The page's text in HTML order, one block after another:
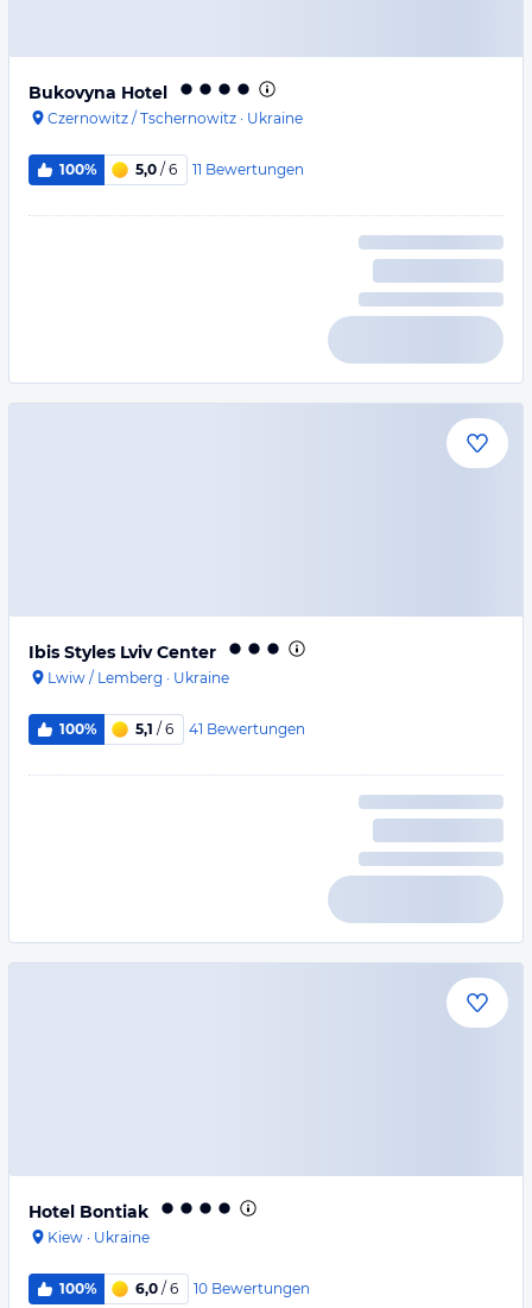
Bukovyna Hotel
Czernowitz / Tschernowitz · Ukraine
100% 5,0 / 6 11 Bewertungen
Ibis Styles Lviv Center
Lwiw / Lemberg · Ukraine
100% 5,1 / 6 41 Bewertungen
Hotel Bontiak
Kiew · Ukraine
100% 6,0 / 6 10 Bewertungen